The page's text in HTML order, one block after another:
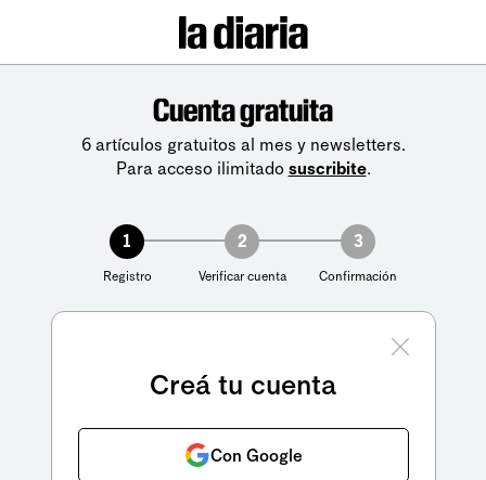
Cuenta gratuita
6 artículos gratuitos al mes y newsletters.
Para acceso ilimitado suscribite.
1
Registro
2
Verificar cuenta
3
Confirmación
Creá tu cuenta
Con Google